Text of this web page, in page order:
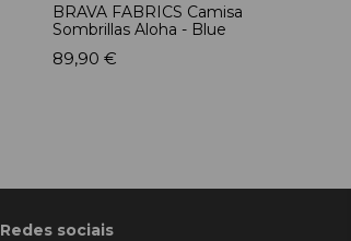
BRAVA FABRICS Camisa
Sombrillas Aloha - Blue
89,90 €
Redes sociais